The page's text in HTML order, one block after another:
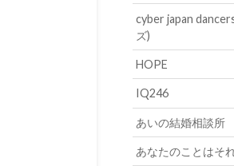
cyber japan
ズ)
HOPE
IQ246
あいの結婚相談所
あなたのことはそ